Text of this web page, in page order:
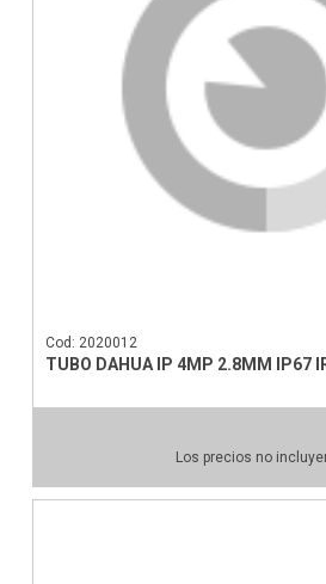
Cod: 2020012
TUBO DAHUA IP 4MP 2.8MM IP67
Los precios no